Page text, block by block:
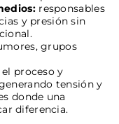
responsables
y presión sin
grupos
proceso y
tensión y
donde una
diferencia.